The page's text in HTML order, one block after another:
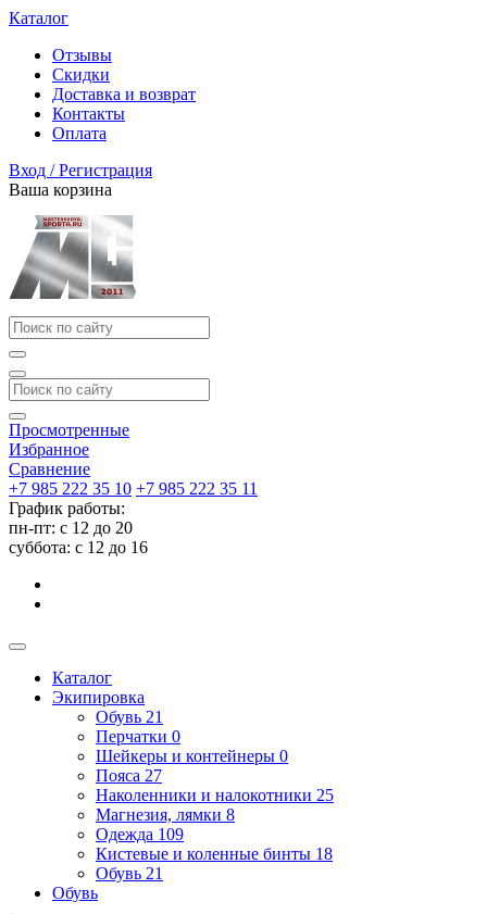
Каталог
Отзывы
Скидки
Доставка и возврат
Контакты
Оплата
Вход / Регистрация
Ваша корзина
Просмотренные
Избранное
Сравнение
+7 985 222 35 10 +7 985 222 35 11
График работы:
пн-пт: с 12 до 20
суббота: c 12 до 16
Каталог
Экипировка
Обувь 21
Перчатки 0
Шейкеры и контейнеры 0
Пояса 27
Наколенники и налокотники 25
Магнезия, лямки 8
Одежда 109
Кистевые и коленные бинты 18
Обувь 21
Обувь